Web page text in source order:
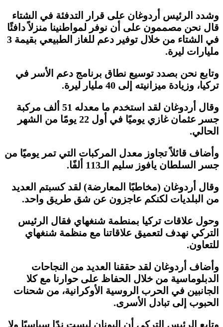
وشدد الرئيس أردوغان على قرار التدفئة في الشتاء
قال نحن مصممون على أن نوفر لمواطنينا منزلاً دافئًا
في الشتاء من خلال توفير دعم للغاز الطبيعي بقيمة 3
مليارات ليرة.
وتابع نحن بصدد توسيع نطاق برنامج دعم الأسر في
تركيا، وزيادة ميزانيته إلى 40 مليار ليرة.
وقال أردوغان لقد استخدم ما معدله 51 ألف مركبة
جسر عثمان غازي يوميًا في أول 22 يومًا من الشهر
الحالي.
وأضاف قائلاً تجاوز معدل المركبات التي تمر يوميًا من
جسر السلطان يافوز سليم الـ113 ألفًا.
وقال أردوغان (مخاطبًا المعارضة) لقد كسبتم العديد
من البلديات لكنكم عاجزون عن شق طريق واحد.
وحول علاقات تركيا بمنطمة شنغهاي فقال الرئيس
التركي نهدف لتعميق علاقاتنا مع منظمة شنغهاي
للتعاون.
وأضاف أردوغان لقد حققنا العديد من النجاحات
الدبلوماسية من خلال الحفاظ على حوارنا مع كلا
الجانبين في الحرب الروسية الأوكرانية، من شحنات
الحبوب إلى تبادل الأسرى.
وتابع الرئيس التركي أن اليونان ليست ندًا سياسيًا ولا